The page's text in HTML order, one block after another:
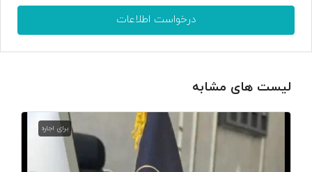
درخواست اطلاعات
لیست های مشابه
برای اجاره